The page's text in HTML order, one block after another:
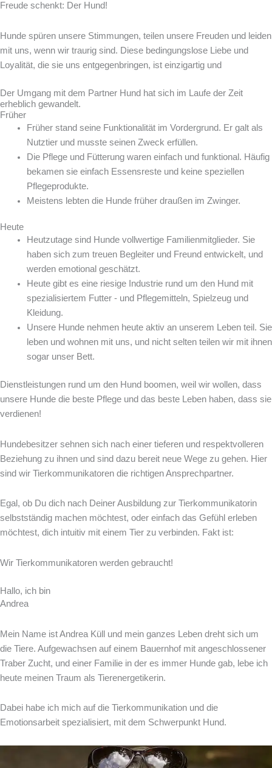
Freude schenkt: Der Hund!
Hunde spüren unsere Stimmungen, teilen unsere Freuden und leiden
mit uns, wenn wir traurig sind. Diese bedingungslose Liebe und
Loyalität, die sie uns entgegenbringen, ist einzigartig und
Der Umgang mit dem Partner Hund hat sich im Laufe der Zeit
erheblich gewandelt.
Früher
Früher stand seine Funktionalität im Vordergrund. Er galt als
Nutztier und musste seinen Zweck erfüllen.
Die Pflege und Fütterung waren einfach und funktional. Häufig
bekamen sie einfach Essensreste und keine speziellen
Pflegeprodukte.
Meistens lebten die Hunde früher draußen im Zwinger.
Heute
Heutzutage sind Hunde vollwertige Familienmitglieder. Sie
haben sich zum treuen Begleiter und Freund entwickelt, und
werden emotional geschätzt.
Heute gibt es eine riesige Industrie rund um den Hund mit
spezialisiertem Futter - und Pflegemitteln, Spielzeug und
Kleidung.
Unsere Hunde nehmen heute aktiv an unserem Leben teil. Sie
leben und wohnen mit uns, und nicht selten teilen wir mit ihnen
sogar unser Bett.
Dienstleistungen rund um den Hund boomen, weil wir wollen, dass
unsere Hunde die beste Pflege und das beste Leben haben, dass sie
verdienen!
Hundebesitzer sehnen sich nach einer tieferen und respektvolleren
Beziehung zu ihnen und sind dazu bereit neue Wege zu gehen. Hier
sind wir Tierkommunikatoren die richtigen Ansprechpartner.
Egal, ob Du dich nach Deiner Ausbildung zur Tierkommunikatorin
selbstständig machen möchtest, oder einfach das Gefühl erleben
möchtest, dich intuitiv mit einem Tier zu verbinden. Fakt ist:
Wir Tierkommunikatoren werden gebraucht!
Hallo, ich bin
Andrea
Mein Name ist Andrea Küll und mein ganzes Leben dreht sich um
die Tiere. Aufgewachsen auf einem Bauernhof mit angeschlossener
Traber Zucht, und einer Familie in der es immer Hunde gab, lebe ich
heute meinen Traum als Tierenergetikerin.
Dabei habe ich mich auf die Tierkommunikation und die
Emotionsarbeit spezialisiert, mit dem Schwerpunkt Hund.